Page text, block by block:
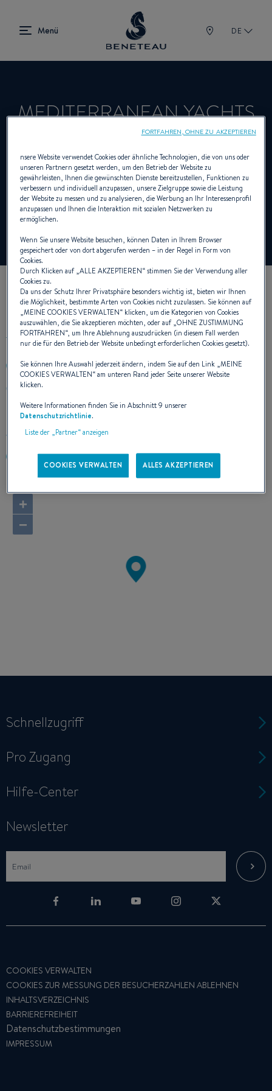
DE
MEDITERRANEAN YACHTS
SALES LTD
Händler Segelboote, Innenborder,
Aussenborder, First für BENETEAU
UNSERE KONTAKTDATEN
+35621346461
86, Forth Mansions Ta Xbiex Sea Front
XBX1027 TA'XBIEX
Malta
Route berechnen
https://www.medyachtsales.com/
+
−
Schnellzugriff
Pro Zugang
Hilfe-Center
Newsletter
COOKIES VERWALTEN
COOKIES ZUR MESSUNG DER BESUCHERZAHLEN ABLEHNEN
INHALTSVERZEICHNIS
BARRIEREFREIHEIT
Datenschutzbestimmungen
IMPRESSUM
nsere Website verwendet Cookies oder ähnliche Technologien, die von uns oder
unseren Partnern gesetzt werden, um den Betrieb der Website zu
gewährleisten, Ihnen die gewünschten Dienste bereitzustellen, Funktionen zu
verbessern und individuell anzupassen, unsere Zielgruppe sowie die Leistung
der Website zu messen und zu analysieren, die Werbung an Ihr Interessenprofil
anzupassen und Ihnen die Interaktion mit sozialen Netzwerken zu
ermöglichen.
Wenn Sie unsere Website besuchen, können Daten in Ihrem Browser
gespeichert oder von dort abgerufen werden – in der Regel in Form von
Cookies.
Durch Klicken auf „ALLE AKZEPTIEREN“ stimmen Sie der Verwendung aller
Cookies zu.
Da uns der Schutz Ihrer Privatsphäre besonders wichtig ist, bieten wir Ihnen
die Möglichkeit, bestimmte Arten von Cookies nicht zuzulassen. Sie können auf
„MEINE COOKIES VERWALTEN“ klicken, um die Kategorien von Cookies
auszuwählen, die Sie akzeptieren möchten, oder auf „OHNE ZUSTIMMUNG
FORTFAHREN“, um Ihre Ablehnung auszudrücken (in diesem Fall werden
nur die für den Betrieb der Website unbedingt erforderlichen Cookies gesetzt).
Sie können Ihre Auswahl jederzeit ändern, indem Sie auf den Link „MEINE
COOKIES VERWALTEN“ am unteren Rand jeder Seite unserer Website
klicken.
Weitere Informationen finden Sie in Abschnitt 9 unserer
Datenschutzrichtlinie.
Liste der „Partner“ anzeigen
COOKIES VERWALTEN ALLES AKZEPTIEREN
FORTFAHREN, OHNE ZU AKZEPTIEREN